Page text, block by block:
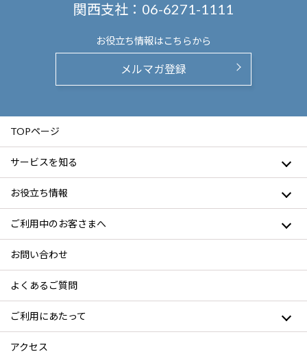
関西支社： 06-6271-1111
お役立ち情報はこちらから
メルマガ登録
TOPページ
サービスを知る
お役立ち情報
ご利用中のお客さまへ
お問い合わせ
よくあるご質問
ご利用にあたって
アクセス